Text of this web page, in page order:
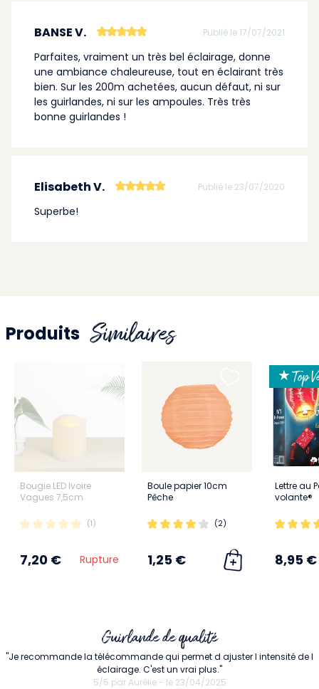
BANSE V. Publié le 17/07/2021
Parfaites, vraiment un très bel éclairage, donne
une ambiance chaleureuse, tout en éclairant très
bien. Sur les 200m achetées, aucun défaut, ni sur
les guirlandes, ni sur les ampoules. Très très
bonne guirlandes !
Elisabeth V. Publié le 23/07/2020
Superbe!
Produits Similaires
Bougie LED Ivoire
Vagues 7,5cm
(1)
7,20 € Rupture
Boule papier 10cm
Pêche
(2)
1,25 €
Lettre au
volante®
8,95 €
★ Top
Guirlande de qualité
"Je recommande la télécommande qui permet d ajuster l intensité de l
éclairage. C'est un vrai plus."
5/5 par Aurélie - le 23/04/2025